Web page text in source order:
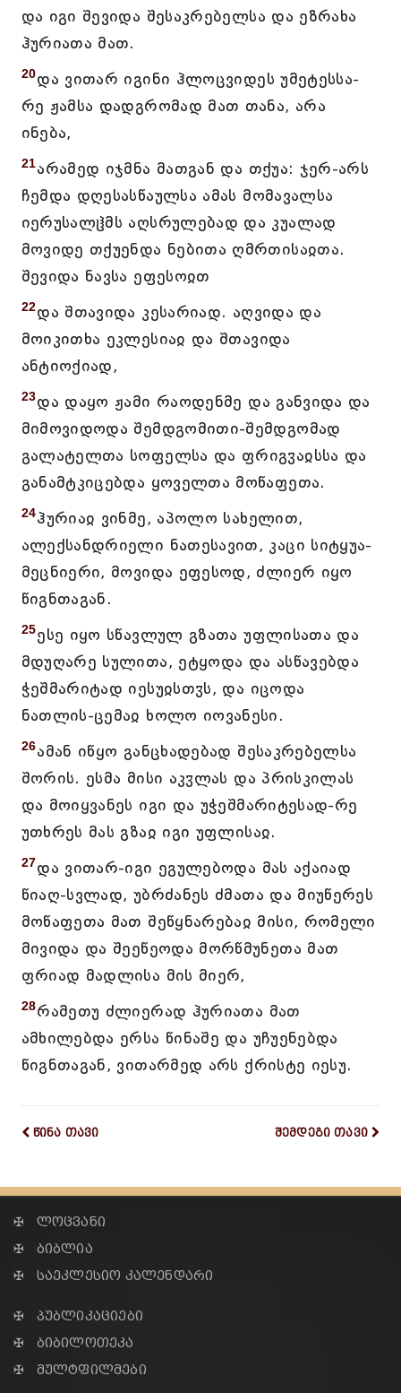
და იგი შევიდა შესაკრებელსა და ეზრახა
ჰურიათა მათ.
20და ვითარ იგინი ჰლოცვიდეს უმეტესსა-
რე ჟამსა დადგრომად მათ თანა, არა
ინება,
21არამედ იჯმნა მათგან და თქუა: ჯერ-არს
ჩემდა დღესასწაულსა ამას მომავალსა
იერუსალჱმს აღსრულებად და კუალად
მოვიდე თქუენდა ნებითა ღმრთისაჲთა.
შევიდა ნავსა ეფესოჲთ
22და შთავიდა კესარიად. აღვიდა და
მოიკითხა ეკლესიაჲ და შთავიდა
ანტიოქიად,
23და დაყო ჟამი რაოდენმე და განვიდა და
მიმოვიდოდა შემდგომითი-შემდგომად
გალატელთა სოფელსა და ფრიგჳაჲსსა და
განამტკიცებდა ყოველთა მოწაფეთა.
24ჰურიაჲ ვინმე, აპოლო სახელით,
ალექსანდრიელი ნათესავით, კაცი სიტყუა-
მეცნიერი, მოვიდა ეფესოდ, ძლიერ იყო
წიგნთაგან.
25ესე იყო სწავლულ გზათა უფლისათა და
მდუღარე სულითა, ეტყოდა და ასწავებდა
ჭეშმარიტად იესუჲსთჳს, და იცოდა
ნათლის-ცემაჲ ხოლო იოვანესი.
26ამან იწყო განცხადებად შესაკრებელსა
შორის. ესმა მისი აკჳლას და პრისკილას
და მოიყვანეს იგი და უჭეშმარიტესად-რე
უთხრეს მას გზაჲ იგი უფლისაჲ.
27და ვითარ-იგი ეგულებოდა მას აქაიად
წიაღ-სვლად, უბრძანეს ძმათა და მიუწერეს
მოწაფეთა მათ შეწყნარებაჲ მისი, რომელი
მივიდა და შეეწეოდა მორწმუნეთა მათ
ფრიად მადლისა მის მიერ,
28რამეთუ ძლიერად ჰურიათა მათ
ამხილებდა ერსა წინაშე და უჩუენებდა
წიგნთაგან, ვითარმედ არს ქრისტე იესუ.
წინა თავი შემდეგი თავი
✠ ლოცვანი
✠ ბიბლია
✠ საეკლესიო კალენდარი
✠ პუბლიკაციები
✠ ბიბილოთეკა
✠ მულტფილმები